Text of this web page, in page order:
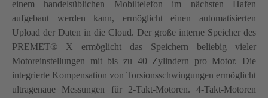
einem handelsüblichen Mobiltelefon im nächsten Hafen
aufgebaut werden kann, ermöglicht einen automatisierten
Upload der Daten in die Cloud. Der große interne Speicher des
PREMET® X ermöglicht das Speichern beliebig vieler
Motoreinstellungen mit bis zu 40 Zylindern pro Motor. Die
integrierte Kompensation von Torsionsschwingungen ermöglicht
ultragenaue Messungen für 2-Takt-Motoren. 4-Takt-Motoren